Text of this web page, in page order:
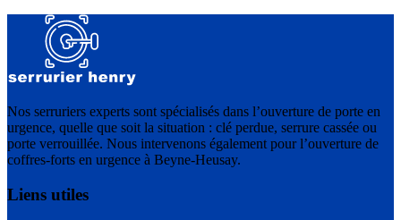
Nos serruriers experts sont spécialisés dans l’ouverture de porte en
urgence, quelle que soit la situation : clé perdue, serrure cassée ou
porte verrouillée. Nous intervenons également pour l’ouverture de
coffres-forts en urgence à Beyne-Heusay.
Liens utiles